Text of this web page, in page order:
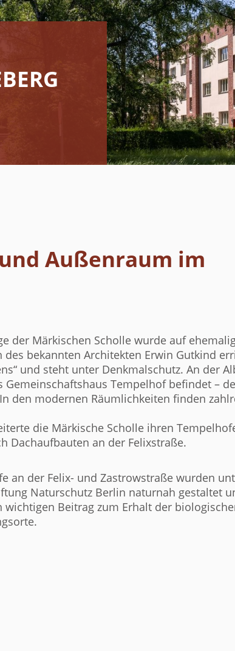
Außenraum im
der Märkischen Scholle wurde auf
des bekannten Architekten Erwin Gutkind
und steht unter Denkmalschutz. An der
Gemeinschaftshaus Tempelhof befindet –
den modernen Räumlichkeiten finden
die Märkische Scholle ihren
Dachaufbauten an der Felixstraße.
an der Felix- und Zastrowstraße wurden
Naturschutz Berlin naturnah gestaltet
Beitrag zum Erhalt der